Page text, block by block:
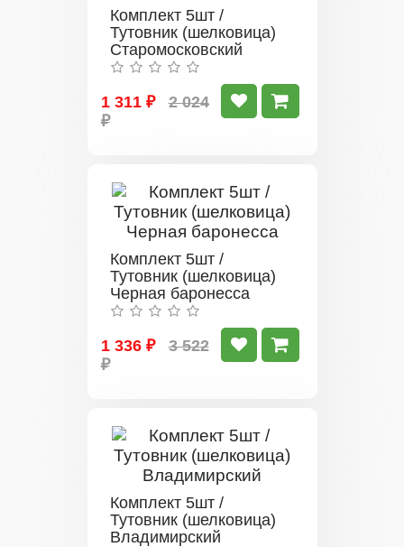
Комплект 5шт /
Тутовник (шелковица)
Старомосковский
1 311 ₽
2 024
₽
Комплект 5шт /
Тутовник (шелковица)
Черная баронесса
1 336 ₽
3 522
₽
Комплект 5шт /
Тутовник (шелковица)
Владимирский